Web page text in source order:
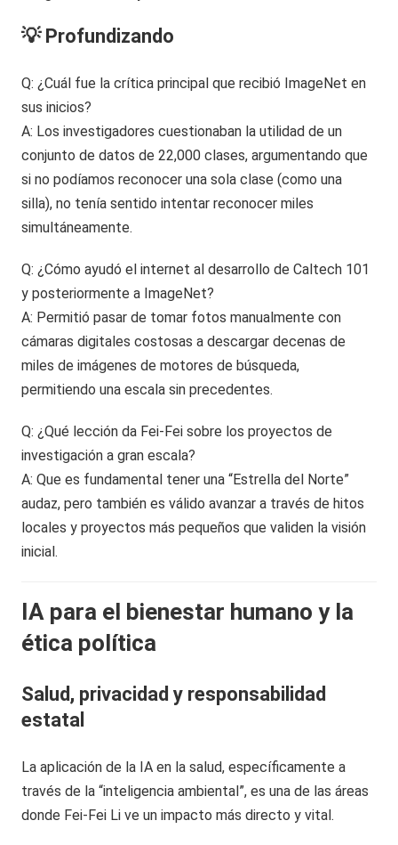
💡 Profundizando
Q: ¿Cuál fue la crítica principal que recibió ImageNet en
sus inicios?
A: Los investigadores cuestionaban la utilidad de un
conjunto de datos de 22,000 clases, argumentando que
si no podíamos reconocer una sola clase (como una
silla), no tenía sentido intentar reconocer miles
simultáneamente.
Q: ¿Cómo ayudó el internet al desarrollo de Caltech 101
y posteriormente a ImageNet?
A: Permitió pasar de tomar fotos manualmente con
cámaras digitales costosas a descargar decenas de
miles de imágenes de motores de búsqueda,
permitiendo una escala sin precedentes.
Q: ¿Qué lección da Fei-Fei sobre los proyectos de
investigación a gran escala?
A: Que es fundamental tener una “Estrella del Norte”
audaz, pero también es válido avanzar a través de hitos
locales y proyectos más pequeños que validen la visión
inicial.
IA para el bienestar humano y la
ética política
Salud, privacidad y responsabilidad
estatal
La aplicación de la IA en la salud, específicamente a
través de la “inteligencia ambiental”, es una de las áreas
donde Fei-Fei Li ve un impacto más directo y vital.